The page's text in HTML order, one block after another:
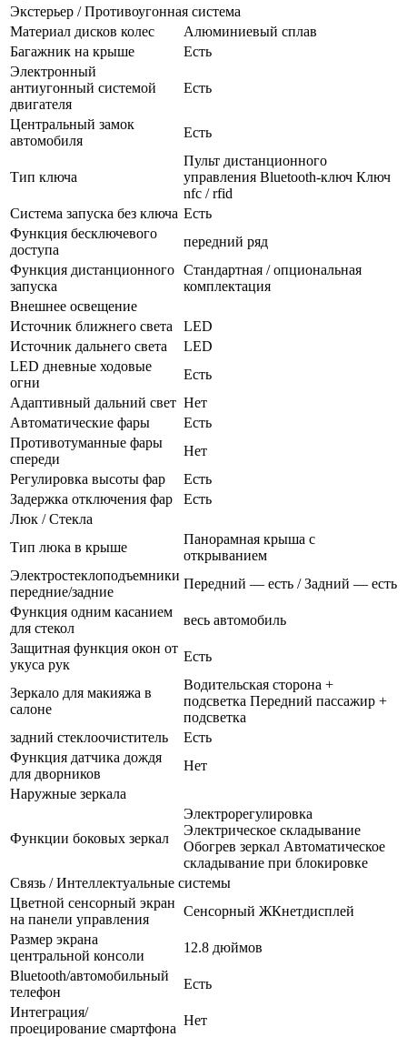
Экстерьер / Противоугонная система
Материал дисков колес
Алюминиевый сплав
Багажник на крыше
Есть
Электронный
антиугонный системой
двигателя
Есть
Центральный замок
автомобиля
Есть
Тип ключа
Пульт дистанционного
управления Bluetooth-ключ Ключ
nfc / rfid
Система запуска без ключа Есть
Функция бесключевого
доступа
передний ряд
Функция дистанционного
запуска
Стандартная / опциональная
комплектация
Внешнее освещение
Источник ближнего света
LED
Источник дальнего света
LED
LED дневные ходовые
огни
Есть
Адаптивный дальний свет Нет
Автоматические фары
Есть
Противотуманные фары
спереди
Нет
Регулировка высоты фар
Есть
Задержка отключения фар
Есть
Люк / Стекла
Тип люка в крыше
Панорамная крыша с
открыванием
Электростеклоподъемники
передние/задние
Передний — есть / Задний — есть
Функция одним касанием
для стекол
весь автомобиль
Защитная функция окон от
укуса рук
Есть
Зеркало для макияжа в
салоне
Водительская сторона +
подсветка Передний пассажир +
подсветка
задний стеклоочиститель
Есть
Функция датчика дождя
для дворников
Нет
Наружные зеркала
Функции боковых зеркал
Электрорегулировка
Электрическое складывание
Обогрев зеркал Автоматическое
складывание при блокировке
Связь / Интеллектуальные системы
Цветной сенсорный экран
на панели управления
Сенсорный ЖКнетдисплей
Размер экрана
центральной консоли
12.8 дюймов
Bluetooth/автомобильный
телефон
Есть
Интеграция/
проецирование смартфона
Нет